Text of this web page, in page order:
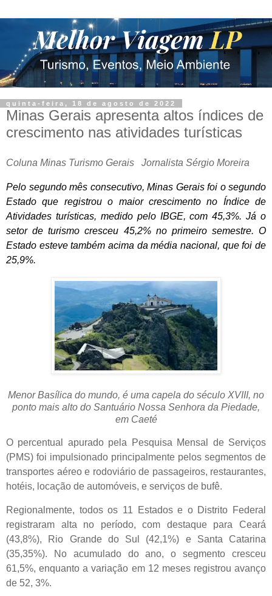
quinta-feira, 18 de agosto de 2022
Minas Gerais apresenta altos índices de
crescimento nas atividades turísticas
Coluna Minas Turismo Gerais Jornalista Sérgio Moreira
Pelo segundo mês consecutivo, Minas Gerais foi o segundo
Estado que registrou o maior crescimento no Índice de
Atividades turísticas, medido pelo IBGE, com 45,3%. Já o
setor de turismo cresceu 45,2% no primeiro semestre. O
Estado esteve também acima da média nacional, que foi de
25,9%.
Menor Basílica do mundo, é uma capela do século XVIII, no
ponto mais alto do Santuário Nossa Senhora da Piedade,
em Caeté
O percentual apurado pela Pesquisa Mensal de Serviços
(PMS) foi impulsionado principalmente pelos segmentos de
transportes aéreo e rodoviário de passageiros, restaurantes,
hotéis, locação de automóveis, e serviços de bufê.
Regionalmente, todos os 11 Estados e o Distrito Federal
registraram alta no período, com destaque para Ceará
(43,8%), Rio Grande do Sul (42,1%) e Santa Catarina
(35,35%). No acumulado do ano, o segmento cresceu
61,5%, enquanto a variação em 12 meses registrou avanço
de 52, 3%.